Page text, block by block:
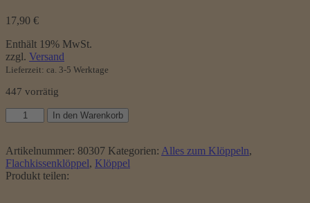
17,90 €
Enthält 19% MwSt.
zzgl. Versand
Lieferzeit: ca. 3-5 Werktage
447 vorrätig
Flachkissenklöppel
Dänische
Menge
In den Warenkorb
Artikelnummer: 80307 Kategorien: Alles zum Klöppeln,
Flachkissenklöppel, Klöppel
Produkt teilen: